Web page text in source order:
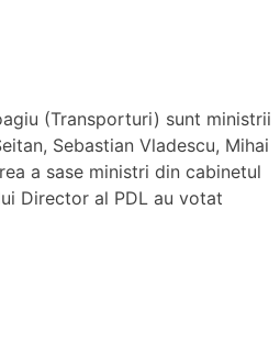
(Transporturi) sunt ministrii
Sebastian Vladescu, Mihai
a sase ministri din cabinetul
Director al PDL au votat